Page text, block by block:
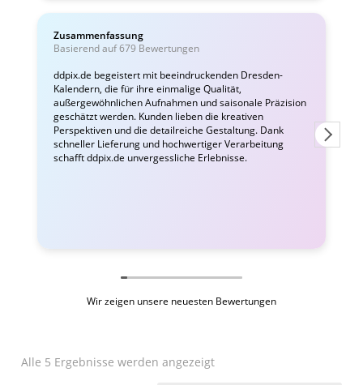
Zusammenfassung
Basierend auf 679 Bewertungen
ddpix.de begeistert mit beeindruckenden Dresden-
Kalendern, die für ihre einmalige Qualität,
außergewöhnlichen Aufnahmen und saisonale Präzision
geschätzt werden. Kunden lieben die kreativen
Perspektiven und die detailreiche Gestaltung. Dank
schneller Lieferung und hochwertiger Verarbeitung
schafft ddpix.de unvergessliche Erlebnisse.
Wir zeigen unsere neuesten Bewertungen
Alle 5 Ergebnisse werden angezeigt